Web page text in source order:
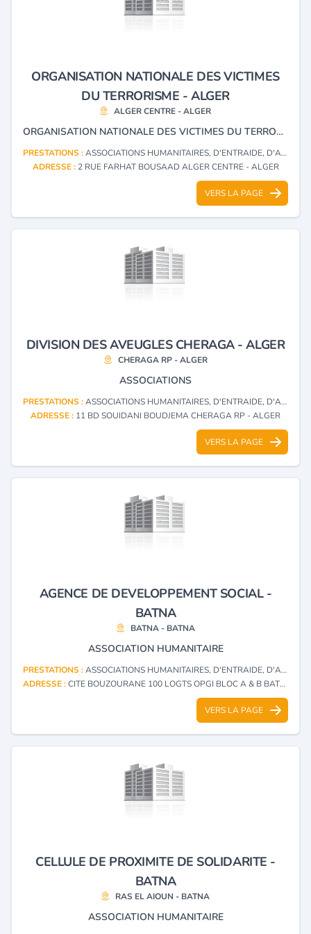
ORGANISATION NATIONALE DES VICTIMES
DU TERRORISME - ALGER
ALGER CENTRE - ALGER
ORGANISATION NATIONALE DES VICTIMES DU TERRORISME
PRESTATIONS :ASSOCIATIONS HUMANITAIRES, D'ENTRAIDE, D'ACTION SOCIALE
ADRESSE : 2 RUE FARHAT BOUSAAD ALGER CENTRE - ALGER
VERS LA PAGE
DIVISION DES AVEUGLES CHERAGA - ALGER
CHERAGA RP - ALGER
ASSOCIATIONS
PRESTATIONS :ASSOCIATIONS HUMANITAIRES, D'ENTRAIDE, D'ACTION SOCIALE
ADRESSE : 11 BD SOUIDANI BOUDJEMA CHERAGA RP - ALGER
VERS LA PAGE
AGENCE DE DEVELOPPEMENT SOCIAL -
BATNA
BATNA - BATNA
ASSOCIATION HUMANITAIRE
PRESTATIONS :ASSOCIATIONS HUMANITAIRES, D'ENTRAIDE, D'ACTION SOCIALE
ADRESSE :CITE BOUZOURANE 100 LOGTS OPGI BLOC A & B BATNA - BATNA
VERS LA PAGE
CELLULE DE PROXIMITE DE SOLIDARITE -
BATNA
RAS EL AIOUN - BATNA
ASSOCIATION HUMANITAIRE